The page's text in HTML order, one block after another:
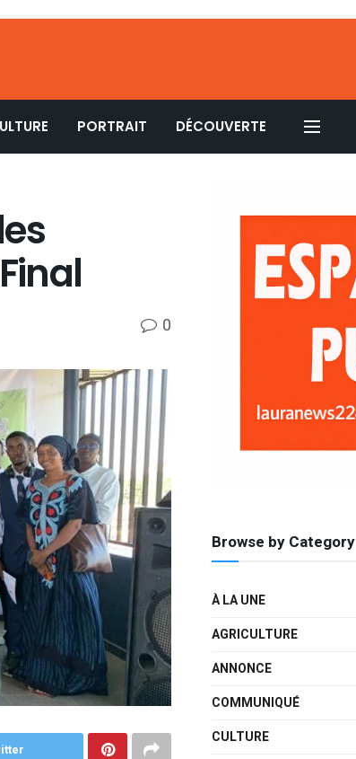
PORTRAIT DÉCOUVERTE
0
Browse by Category
À LA UNE
AGRICULTURE
ANNONCE
COMMUNIQUÉ
CULTURE